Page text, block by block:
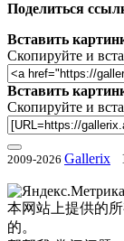
Поделиться
Вставить
Скопируйте и
Вставить
Скопируйте и
2009-2026 Gallerix
本网站上提供的
的。